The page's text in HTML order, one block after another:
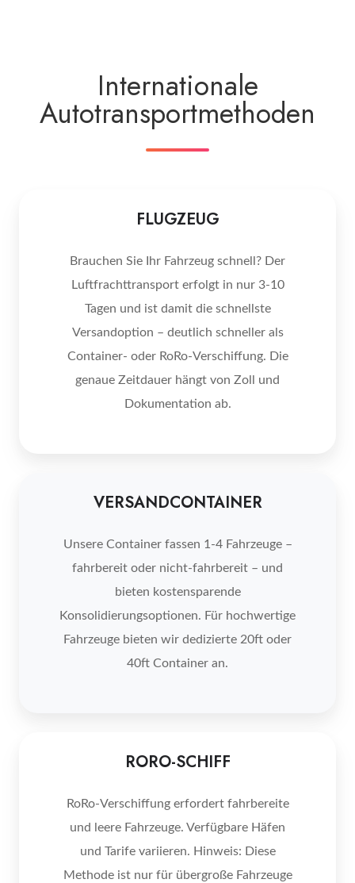
Internationale
Autotransportmethoden
FLUGZEUG
Brauchen Sie Ihr Fahrzeug schnell? Der
Luftfrachttransport erfolgt in nur 3-10
Tagen und ist damit die schnellste
Versandoption – deutlich schneller als
Container- oder RoRo-Verschiffung. Die
genaue Zeitdauer hängt von Zoll und
Dokumentation ab.
VERSANDCONTAINER
Unsere Container fassen 1-4 Fahrzeuge –
fahrbereit oder nicht-fahrbereit – und
bieten kostensparende
Konsolidierungsoptionen. Für hochwertige
Fahrzeuge bieten wir dedizierte 20ft oder
40ft Container an.
RORO-SCHIFF
RoRo-Verschiffung erfordert fahrbereite
und leere Fahrzeuge. Verfügbare Häfen
und Tarife variieren. Hinweis: Diese
Methode ist nur für übergroße Fahrzeuge
SCHIFF